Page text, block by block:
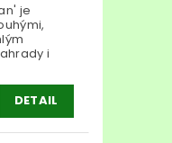
je
i
DETAIL